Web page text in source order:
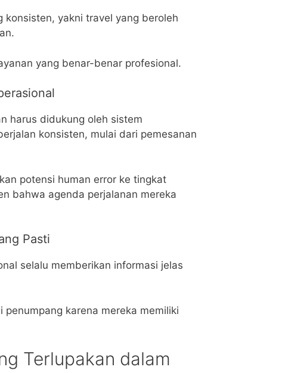
yakni travel yang beroleh
yang benar-benar profesional.
harus didukung oleh sistem
konsisten, mulai dari pemesanan
potensi human error ke tingkat
bahwa agenda perjalanan mereka
Pasti
selalu memberikan informasi jelas
karena mereka memiliki
Terlupakan dalam